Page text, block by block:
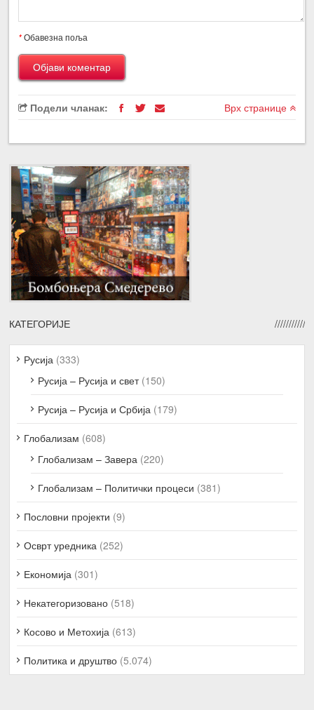
*Обавезна поља
Подели чланак: Врх странице
КАТЕГОРИЈЕ
Русија (333)
Русија – Русија и свет(150)
Русија – Русија и Србија (179)
Глобализам (608)
Глобализам – Завера (220)
Глобализам – Политички процеси (381)
Пословни пројекти (9)
Осврт уредника (252)
Економија (301)
Некатегоризовано (518)
Косово и Метохија (613)
Политика и друштво (5.074)